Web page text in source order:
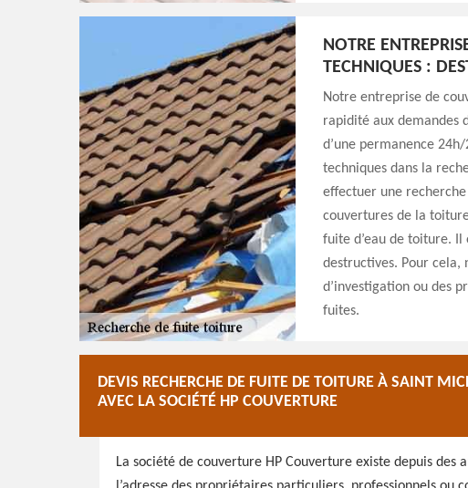
NOTRE
TECHNIQUES :
Notre entreprise de
rapidité aux demandes
d’une permanence
techniques dans la
effectuer une
couvertures de la
fuite d’eau de toiture. Il
destructives. Pour cela,
d’investigation ou des
fuites.
DEVIS RECHERCHE DE FUITE DE TOITURE À SAINT
AVEC LA SOCIÉTÉ HP COUVERTURE
La société de couverture HP Couverture existe depuis des